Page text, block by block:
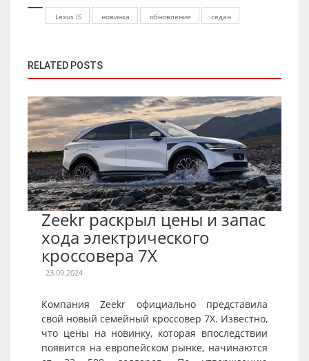
Lexus IS новинка обновление седан
RELATED POSTS
Zeekr раскрыл цены и запас
хода электрического
кроссовера 7X
23.09.2024
Компания Zeekr официально представила
свой новый семейный кроссовер 7X. Известно,
что цены на новинку, которая впоследствии
появится на европейском рынке, начинаются